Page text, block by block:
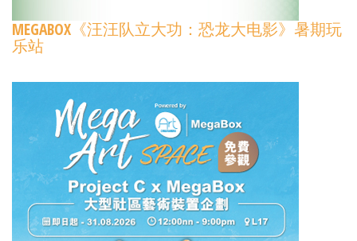
MEGABOX《汪汪队立大功：恐龙大电影》暑期玩
乐站